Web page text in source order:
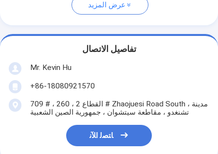
عرض المزيد
تفاصيل الاتصال
Mr. Kevin Hu
+86-18080921570
709 # ، القطاع 2 ، 260 # Zhaojuesi Road South ، مدينة
تشنغدو ، مقاطعة سيتشوان ، جمهورية الصين الشعبية
ﺎﺘﺼﻟ ﺍﻶﻧ